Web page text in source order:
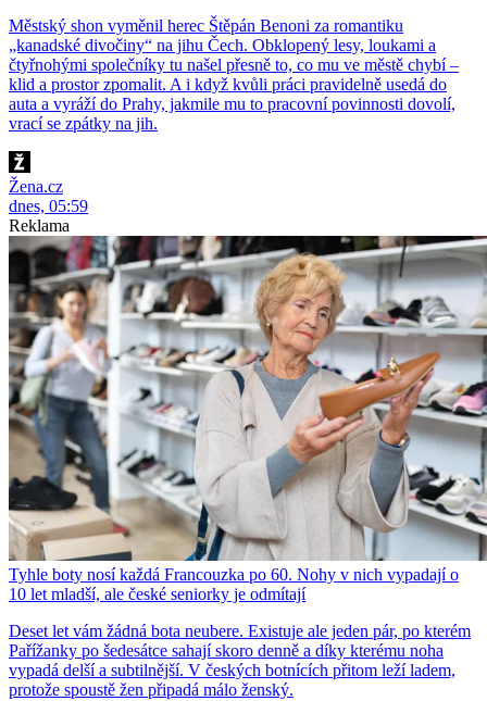
Městský shon vyměnil herec Štěpán Benoni za romantiku
„kanadské divočiny“ na jihu Čech. Obklopený lesy, loukami a
čtyřnohými společníky tu našel přesně to, co mu ve městě chybí –
klid a prostor zpomalit. A i když kvůli práci pravidelně usedá do
auta a vyráží do Prahy, jakmile mu to pracovní povinnosti dovolí,
vrací se zpátky na jih.
Žena.cz
dnes, 05:59
Reklama
Tyhle boty nosí každá Francouzka po 60. Nohy v nich vypadají o
10 let mladší, ale české seniorky je odmítají
Deset let vám žádná bota neubere. Existuje ale jeden pár, po kterém
Pařížanky po šedesátce sahají skoro denně a díky kterému noha
vypadá delší a subtilnější. V českých botnících přitom leží ladem,
protože spoustě žen připadá málo ženský.